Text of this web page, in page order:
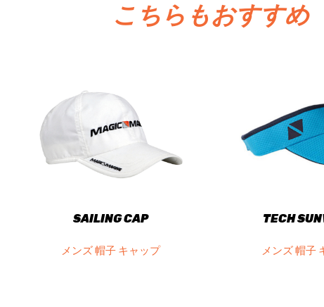
こちらもおすすめ
SAILING CAP
メンズ 帽子 キャップ
TECH
メンズ 帽子